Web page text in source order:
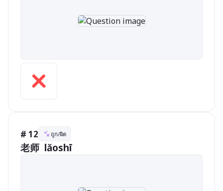
# 12 ถูก/ผิด
老师  lǎoshī